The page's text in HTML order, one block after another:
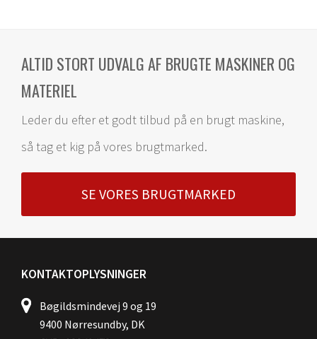
ALTID STORT UDVALG AF BRUGTE MASKINER OG
MATERIEL
Leder du efter et godt tilbud på en brugt maskine,
så tag et kig på vores brugtmarked.
SE VORES BRUGTMARKED
KONTAKTOPLYSNINGER
Bøgildsmindevej 9 og 19
9400 Nørresundby, DK